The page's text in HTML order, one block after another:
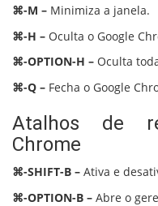
⌘-M – Minimiza a janela.
⌘-H – Oculta o Google
⌘-OPTION-H – Oculta
⌘-Q – Fecha o Google
Atalhos de
Chrome
⌘-SHIFT-B – Ativa e
⌘-OPTION-B – Abre o